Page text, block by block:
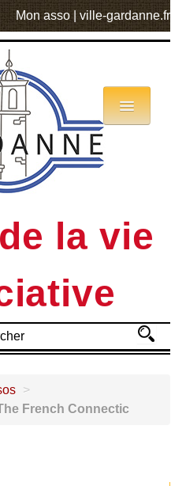
Mon asso ville-gardanne.fr
la vie
>
French Connectic